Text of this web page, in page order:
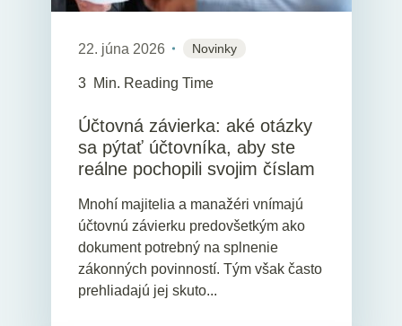
22. júna 2026 Novinky
3 Min. Reading Time
Účtovná závierka: aké otázky
sa pýtať účtovníka, aby ste
reálne pochopili svojim číslam
Mnohí majitelia a manažéri vnímajú
účtovnú závierku predovšetkým ako
dokument potrebný na splnenie
zákonných povinností. Tým však často
prehliadajú jej skuto...